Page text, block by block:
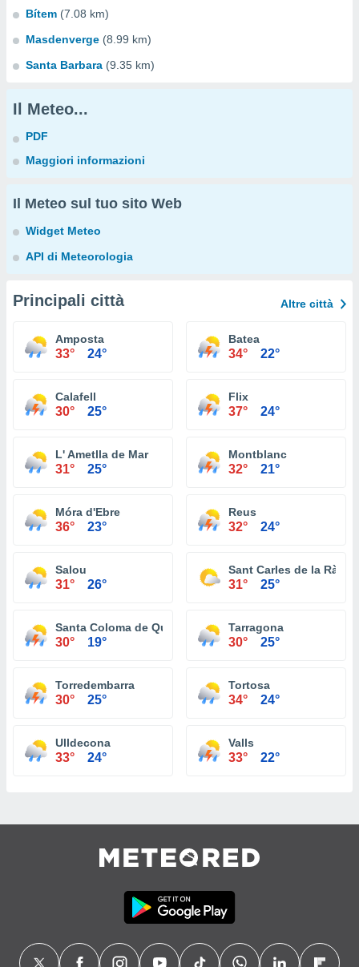
Bítem (7.08 km)
Masdenverge (8.99 km)
Santa Barbara (9.35 km)
Il Meteo...
PDF
Maggiori informazioni
Il Meteo sul tuo sito Web
Widget Meteo
API di Meteorologia
Principali città Altre città
Amposta
33° 24°
Batea
34° 22°
Calafell
30° 25°
Flix
37° 24°
L' Ametlla de Mar
31° 25°
Montblanc
32° 21°
Móra d'Ebre
36° 23°
Reus
32° 24°
Salou
31° 26°
Sant Carles de la Ràpita
31° 25°
Santa Coloma de Queralt
30° 19°
Tarragona
30° 25°
Torredembarra
30° 25°
Tortosa
34° 24°
Ulldecona
33° 24°
Valls
33° 22°